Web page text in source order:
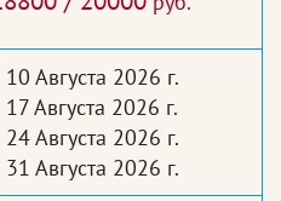
10 Августа 2026 г.
17 Августа 2026 г.
24 Августа 2026 г.
31 Августа 2026 г.